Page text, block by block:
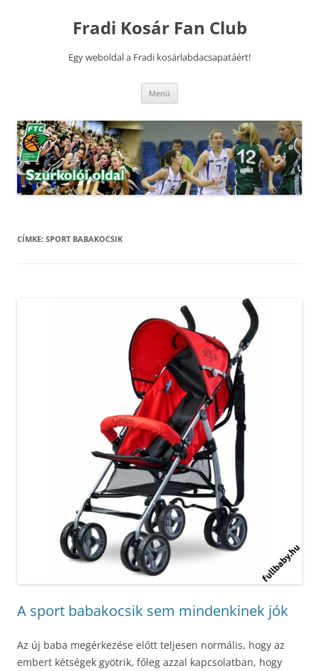
Fradi Kosár Fan Club
Egy weboldal a Fradi kosárlabdacsapatáért!
Menü
CÍMKE: SPORT BABAKOCSIK
A sport babakocsik sem mindenkinek jók
Az új baba megérkezése előtt teljesen normális, hogy az
embert kétségek gyötrik, főleg azzal kapcsolatban, hogy